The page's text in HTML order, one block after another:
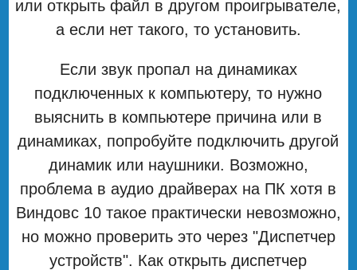
или открыть файл в другом проигрывателе,
а если нет такого, то установить.
Если звук пропал на динамиках
подключенных к компьютеру, то нужно
выяснить в компьютере причина или в
динамиках, попробуйте подключить другой
динамик или наушники. Возможно,
проблема в аудио драйверах на ПК хотя в
Виндовс 10 такое практически невозможно,
но можно проверить это через "Диспетчер
устройств". Как открыть диспетчер